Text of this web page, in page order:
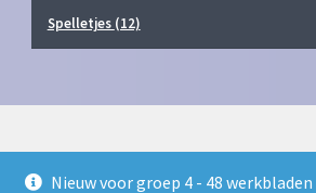
Nieuw voor groep 4 - 48
Spelletjes (12)